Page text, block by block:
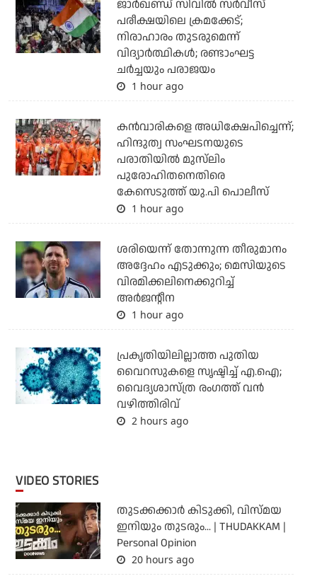
ജാര്‍ഖണ്ഡ് സിവില്‍ സര്‍വീസ്
പരീക്ഷയിലെ ക്രമക്കേട്;
നിരാഹാരം തുടരുമെന്ന്
വിദ്യാര്‍ത്ഥികള്‍; രണ്ടാംഘട്ട
ചര്‍ച്ചയും പരാജയം
1 hour ago
കന്‍വാരികളെ അധിക്ഷേപിച്ചെന്ന്;
ഹിന്ദുത്വ സംഘടനയുടെ
പരാതിയില്‍ മുസ്‌ലിം
പുരോഹിതനെതിരെ
കേസെടുത്ത് യു.പി പൊലീസ്
1 hour ago
ശരിയെന്ന് തോന്നുന്ന തീരുമാനം
അദ്ദേഹം എടുക്കും; മെസിയുടെ
വിരമിക്കലിനെക്കുറിച്ച്
അര്‍ജന്റീന
1 hour ago
പ്രകൃതിയിലില്ലാത്ത പുതിയ
വൈറസുകളെ സൃഷ്ടിച്ച് എ.ഐ;
വൈദ്യശാസ്ത്ര രംഗത്ത് വന്‍
വഴിത്തിരിവ്
2 hours ago
VIDEO STORIES
തുടക്കക്കാര്‍ കിടുക്കി, വിസ്മയ
ഇനിയും തുടരും... | THUDAKKAM |
Personal Opinion
20 hours ago